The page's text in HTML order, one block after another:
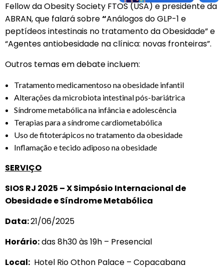
Fellow da Obesity Society FTOS (USA) e presidente da
ABRAN, que falará sobre“Análogos do GLP-1 e
peptídeos intestinais no tratamento da Obesidade” e
“Agentes antiobesidade na clínica: novas fronteiras”.
Outros temas em debate incluem:
Tratamento medicamentoso na obesidade infantil
Alterações da microbiota intestinal pós-bariátrica
Síndrome metabólica na infância e adolescência
Terapias para a síndrome cardiometabólica
Uso de fitoterápicos no tratamento da obesidade
Inflamação e tecido adiposo na obesidade
SERVIÇO
SIOS RJ 2025 – X Simpósio Internacional de
Obesidade e Síndrome Metabólica
Data:21/06/2025
Horário:das 8h30 às 19h – Presencial
Local: Hotel Rio Othon Palace – Copacabana